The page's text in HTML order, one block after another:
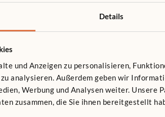
Details
und Anzeigen zu personalisieren,
analysieren. Außerdem geben wir
Werbung und Analysen weiter. Unsere
zusammen, die Sie ihnen bereitgestellt